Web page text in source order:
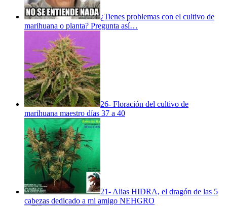
¿Tienes problemas con el cultivo de
marihuana o planta? Pregunta así…
26- Floración del cultivo de
marihuana maestro días 37 a 40
21- Alias HIDRA, el dragón de las 5
cabezas dedicado a mi amigo NEHGRO